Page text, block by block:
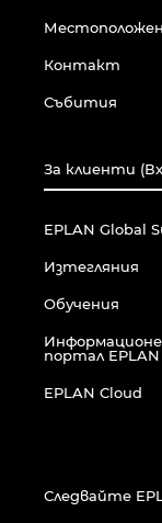
Контакт
Събития
За клиенти
EPLAN Global
Изтегляния
Обучения
портал EPLAN
EPLAN Cloud
Следвайте
Малайзия
Нова Зеландия
Норвегия
Обединени
Перу
Полша